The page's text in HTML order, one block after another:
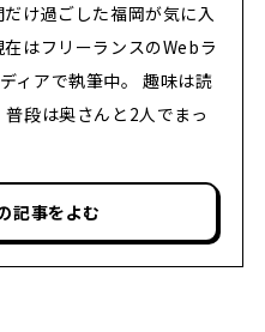
け過ごした福岡が気に入
はフリーランスのWebラ
ィアで執筆中。 趣味は読
段は奥さんと2人でまっ
記事をよむ